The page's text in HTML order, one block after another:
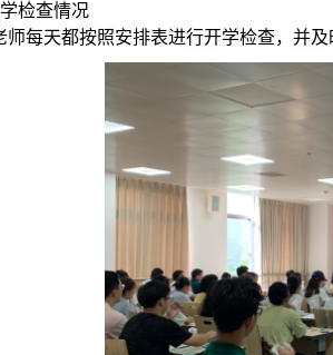
检查情况
师每天都按照安排表进行开学检查，并及